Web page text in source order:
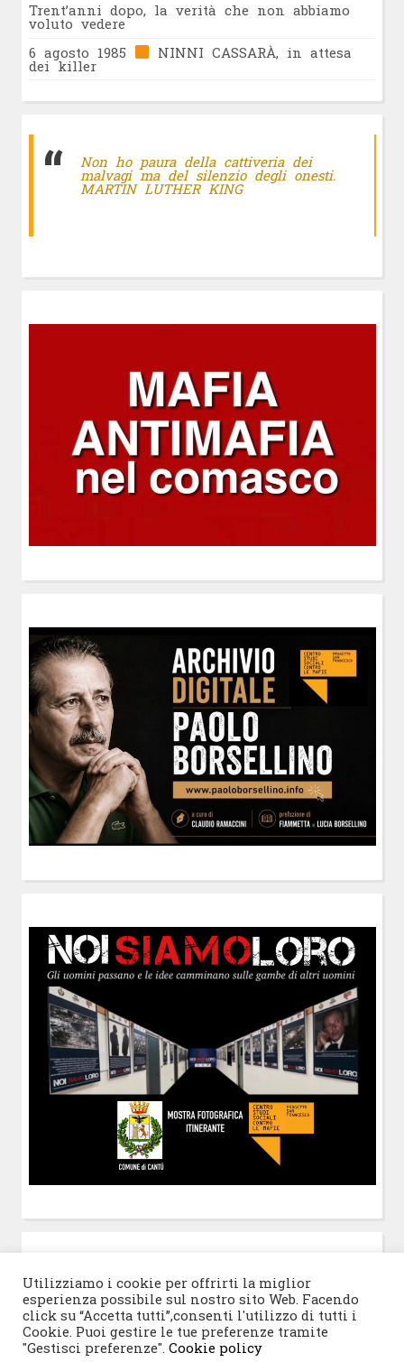
Trent’anni dopo, la verità che non abbiamo
voluto vedere
6 agosto 1985
NINNI CASSARÀ, in attesa
dei killer
Non ho paura della cattiveria dei
malvagi ma del silenzio degli onesti.
MARTIN LUTHER KING
Utilizziamo i cookie per offrirti la miglior
esperienza possibile sul nostro sito Web. Facendo
click su “Accetta tutti”,consenti l'utilizzo di tutti i
Cookie. Puoi gestire le tue preferenze tramite
"Gestisci preferenze". Cookie policy